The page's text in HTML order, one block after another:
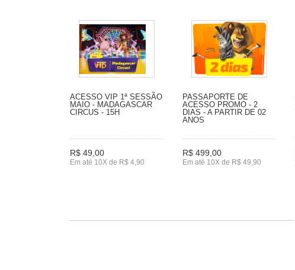
ACESSO VIP 1ª SESSÃO
MAIO - MADAGASCAR
CIRCUS - 15H
R$ 49,00
Em até 10X de R$ 4,90
PASSAPORTE DE
ACESSO PROMO - 2
DIAS - A PARTIR DE 02
ANOS
R$ 499,00
Em até 10X de R$ 49,90